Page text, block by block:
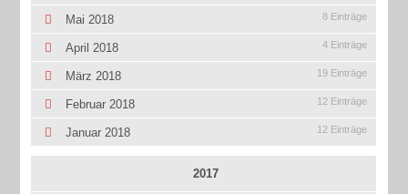
Mai 2018 8 Einträge
April 2018 4 Einträge
März 2018 19 Einträge
Februar 2018 12 Einträge
Januar 2018 12 Einträge
2017